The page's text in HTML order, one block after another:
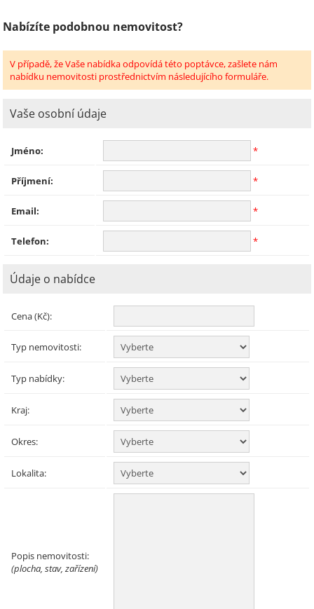
Nabízíte podobnou nemovitost?
V případě, že Vaše nabídka odpovídá této poptávce, zašlete nám
nabídku nemovitosti prostřednictvím následujícího formuláře.
Vaše osobní údaje
Jméno: *
Příjmení: *
Email: *
Telefon: *
Údaje o nabídce
Cena (Kč):
Typ nemovitosti:
Typ nabídky:
Kraj:
Okres:
Lokalita:
Popis nemovitosti:
(plocha, stav, zařízení)